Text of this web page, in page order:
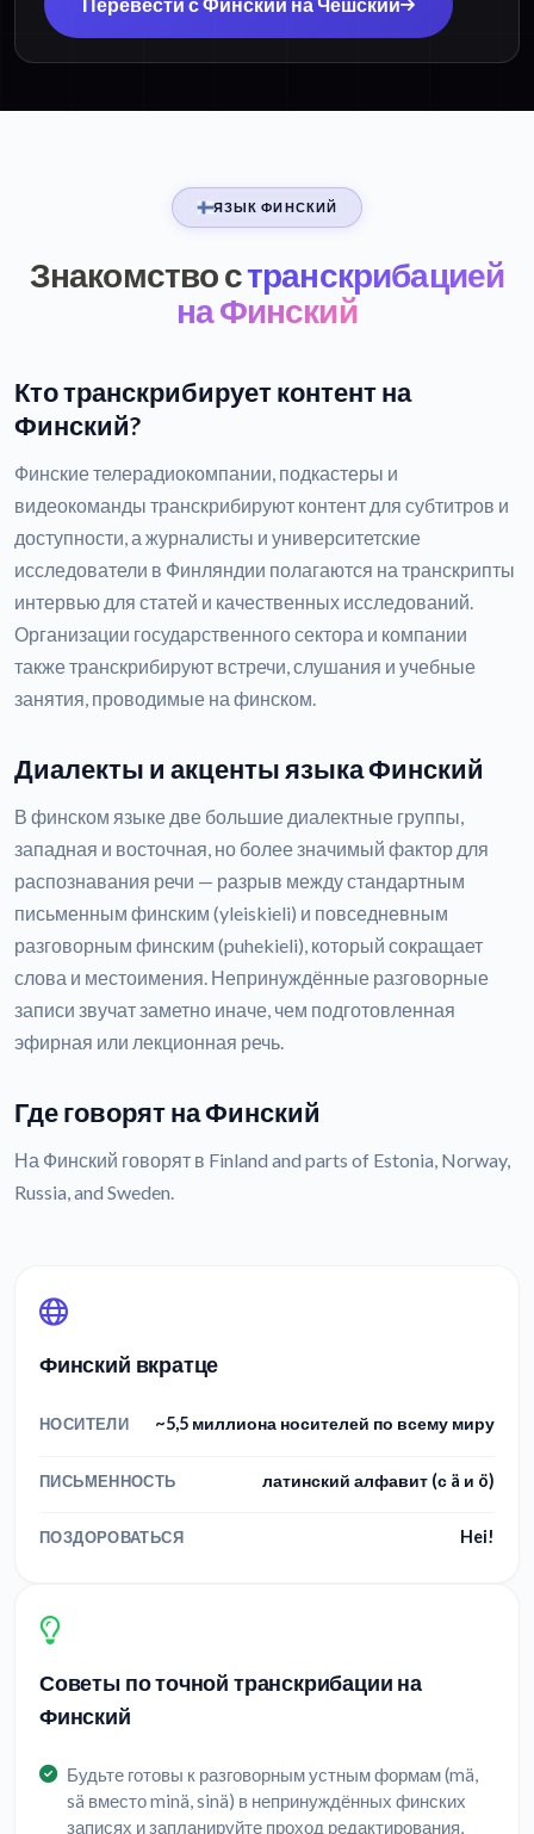
ЯЗЫК ФИНСКИЙ
Знакомство странскрибацией
на Финский
Кто транскрибирует контент на
Финский?
Финские телерадиокомпании, подкастеры и
видеокоманды транскрибируют контент для субтитров и
доступности, а журналисты и университетские
исследователи в Финляндии полагаются на транскрипты
интервью для статей и качественных исследований.
Организации государственного сектора и компании
также транскрибируют встречи, слушания и учебные
занятия, проводимые на финском.
Диалекты и акценты языка Финский
В финском языке две большие диалектные группы,
западная и восточная, но более значимый фактор для
распознавания речи — разрыв между стандартным
письменным финским (yleiskieli) и повседневным
разговорным финским (puhekieli), который сокращает
слова и местоимения. Непринуждённые разговорные
записи звучат заметно иначе, чем подготовленная
эфирная или лекционная речь.
Где говорят на Финский
На Финский говорят в Finland and parts of Estonia, Norway,
Russia, and Sweden.
Финский вкратце
НОСИТЕЛИ ~5,5 миллиона носителей по всему миру
ПИСЬМЕННОСТЬ латинский алфавит (с ä и ö)
ПОЗДОРОВАТЬСЯ Hei!
Советы по точной транскрибации на
Финский
Будьте готовы к разговорным устным формам (mä,
sä вместо minä, sinä) в непринуждённых финских
записях и запланируйте проход редактирования,